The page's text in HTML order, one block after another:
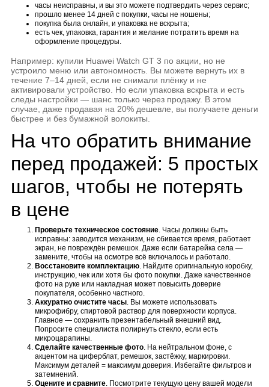
часы неисправны, и вы это можете подтвердить через сервис;
прошло менее 14 дней с покупки, часы не ношены;
покупка была онлайн, и упаковка не вскрыта;
есть чек, упаковка, гарантия и желание потратить время на
оформление процедуры.
Например: купили Huawei Watch GT 3 по акции, но не
устроило меню или автономность. Вы можете вернуть их в
течение 7–14 дней, если не снимали плёнку и не
активировали устройство. Но если упаковка вскрыта и есть
следы настройки — шанс только через продажу. В этом
случае, даже продавая на 20% дешевле, вы получаете деньги
быстрее и без бумажной волокиты.
На что обратить внимание
перед продажей: 5 простых
шагов, чтобы не потерять
в цене
Проверьте техническое состояние . Часы должны быть
исправны: заводится механизм, не сбивается время, работает
экран, не повреждён ремешок. Даже если батарейка села —
замените, чтобы на осмотре всё включалось и работало.
Восстановите комплектацию . Найдите оригинальную коробку,
инструкцию, чек или хотя бы фото покупки. Даже качественное
фото на руке или накладная может повысить доверие
покупателя, особенно частного.
Аккуратно очистите часы . Вы можете использовать
микрофибру, спиртовой раствор для поверхности корпуса.
Главное — сохранить презентабельный внешний вид.
Попросите специалиста полирнуть стекло, если есть
микроцарапины.
Сделайте качественные фото . На нейтральном фоне, с
акцентом на циферблат, ремешок, застёжку, маркировки.
Максимум деталей = максимум доверия. Избегайте фильтров и
затемнений.
Оцените и сравните . Посмотрите текущую цену вашей модели